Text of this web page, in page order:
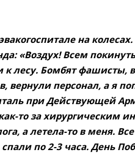
на
«Воздух! Всем
к лесу. Бомбят фашисты,
вернули персонал, а я
при Действующей
то за хирургическим
а летела-то в меня.
по 2-3 часа. День